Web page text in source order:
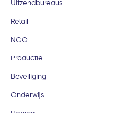
Uitzendbureaus
Retail
NGO
Productie
Beveiliging
Onderwijs